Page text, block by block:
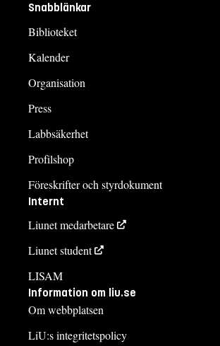
Snabblänkar
Biblioteket
Kalender
Organisation
Press
Labbsäkerhet
Profilshop
Föreskrifter och styrdokument
Internt
Liunet medarbetare
Liunet student
LISAM
Information om liu.se
Om webbplatsen
LiU:s integritetspolicy